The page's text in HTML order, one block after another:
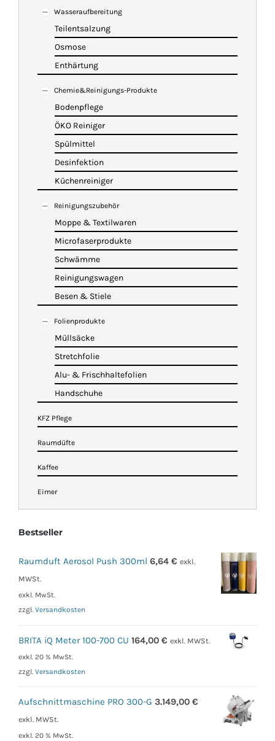
Wasseraufbereitung
Teilentsalzung
Osmose
Enthärtung
Chemie&Reinigungs-Produkte
Bodenpflege
ÖKO Reiniger
Spülmittel
Desinfektion
Küchenreiniger
Reinigungszubehör
Moppe & Textilwaren
Microfaserprodukte
Schwämme
Reinigungswagen
Besen & Stiele
Folienprodukte
Müllsäcke
Stretchfolie
Alu- & Frischhaltefolien
Handschuhe
KFZ Pflege
Raumdüfte
Kaffee
Eimer
Bestseller
Raumduft Aerosol Push 300ml 6,64 € exkl.
MWSt.
exkl. MwSt.
zzgl. Versandkosten
BRITA iQ Meter 100-700 CU 164,00 € exkl. MWSt.
exkl. 20 % MwSt.
zzgl. Versandkosten
Aufschnittmaschine PRO 300-G 3.149,00 €
exkl. MWSt.
exkl. 20 % MwSt.